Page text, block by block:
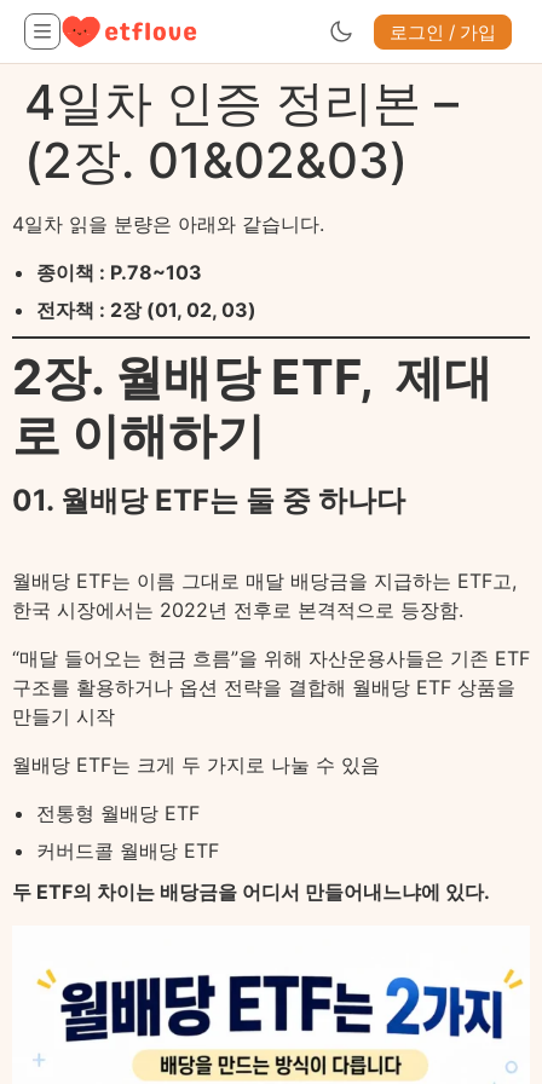
로그인 / 가입
4일차 인증 정리본 –
(2장. 01&02&03)
4일차 읽을 분량은 아래와 같습니다.
종이책 : P.78~103
전자책 : 2장 (01, 02, 03)
2장. 월배당 ETF, 제대
로 이해하기
01. 월배당 ETF는 둘 중 하나다
월배당 ETF는 이름 그대로 매달 배당금을 지급하는 ETF고,
한국 시장에서는 2022년 전후로 본격적으로 등장함.
“매달 들어오는 현금 흐름”을 위해 자산운용사들은 기존 ETF
구조를 활용하거나 옵션 전략을 결합해 월배당 ETF 상품을
만들기 시작
월배당 ETF는 크게 두 가지로 나눌 수 있음
전통형 월배당 ETF
커버드콜 월배당 ETF
두 ETF의 차이는 배당금을 어디서 만들어내느냐에 있다.